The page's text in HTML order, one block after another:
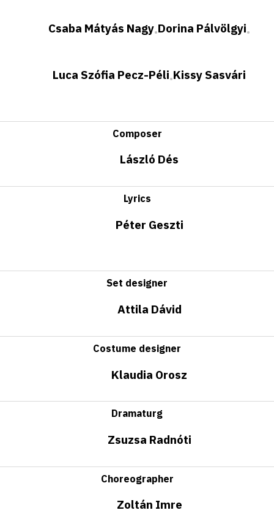
Csaba Mátyás Nagy•Dorina Pálvölgyi•
Luca Szófia Pecz-Péli•Kissy Sasvári
Composer
László Dés
Lyrics
Péter Geszti
Set designer
Attila Dávid
Costume designer
Klaudia Orosz
Dramaturg
Zsuzsa Radnóti
Choreographer
Zoltán Imre